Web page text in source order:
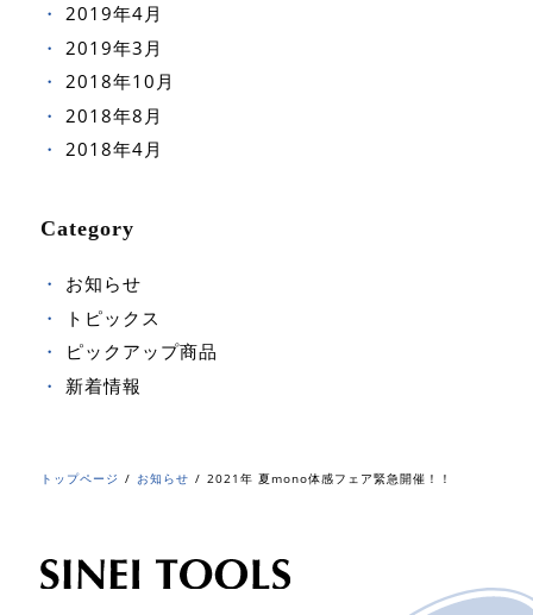
2019年4月
2019年3月
2018年10月
2018年8月
2018年4月
Category
お知らせ
トピックス
ピックアップ商品
新着情報
トップページ お知らせ 2021年 夏mono体感フェア緊急開催！！